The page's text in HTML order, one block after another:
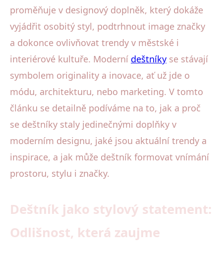
proměňuje v designový doplněk, který dokáže
vyjádřit osobitý styl, podtrhnout image značky
a dokonce ovlivňovat trendy v městské i
interiérové kultuře. Moderní deštníky se stávají
symbolem originality a inovace, ať už jde o
módu, architekturu, nebo marketing. V tomto
článku se detailně podíváme na to, jak a proč
se deštníky staly jedinečnými doplňky v
moderním designu, jaké jsou aktuální trendy a
inspirace, a jak může deštník formovat vnímání
prostoru, stylu i značky.
Deštník jako stylový statement:
Odlišnost, která zaujme